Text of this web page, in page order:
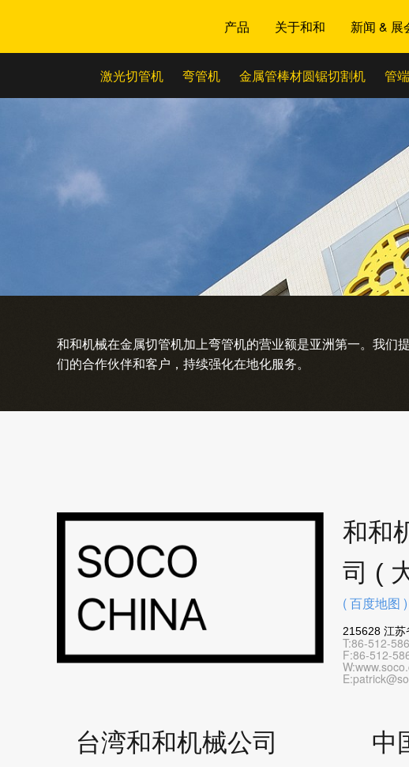
产品 关于和和 新闻 & 展
激光切管机 弯管机 金属管棒材圆锯切割机 管
和和机械在金属切管机加上弯管机的营业额是亚洲第一。我们
们的合作伙伴和客户，持续强化在地化服务。
和和
司 (
( 百度地图 )
215628 江苏
T:86-512-
F:86-512-
台湾和和机械公司 中